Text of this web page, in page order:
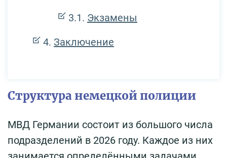
Экзамены
Заключение
Структура немецкой полиции
МВД Германии состоит из большого числа
подразделений в 2026 году. Каждое из них